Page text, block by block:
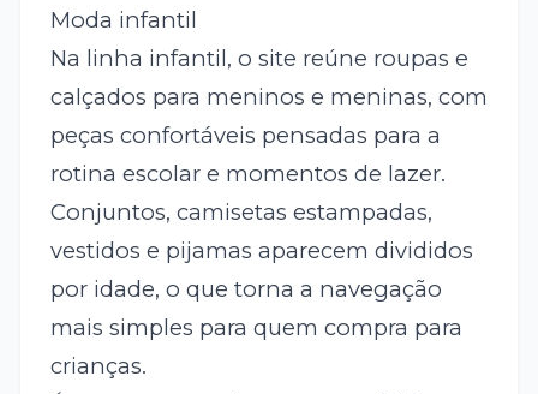
Moda infantil
Na linha infantil, o site reúne roupas e
calçados para meninos e meninas, com
peças confortáveis pensadas para a
rotina escolar e momentos de lazer.
Conjuntos, camisetas estampadas,
vestidos e pijamas aparecem divididos
por idade, o que torna a navegação
mais simples para quem compra para
crianças.